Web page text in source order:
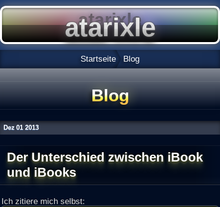
Startseite Blog
Blog
Dez 01 2013
Der Unterschied zwischen iBook
und iBooks
Ich zitiere mich selbst: